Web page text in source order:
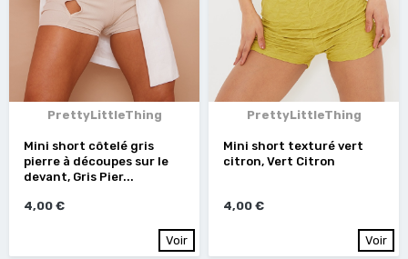
PrettyLittleThing
Mini short côtelé gris
pierre à découpes sur le
devant, Gris Pier...
4,00 €
Voir
PrettyLittleThing
Mini short texturé vert
citron, Vert Citron
4,00 €
Voir